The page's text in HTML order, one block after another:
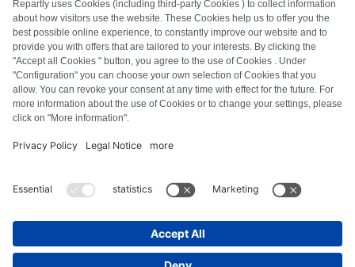
FAQ
Tous les codes d'erreur
À propos de nous
Presse
Politique relative aux cookies
Se rétracter du contrat